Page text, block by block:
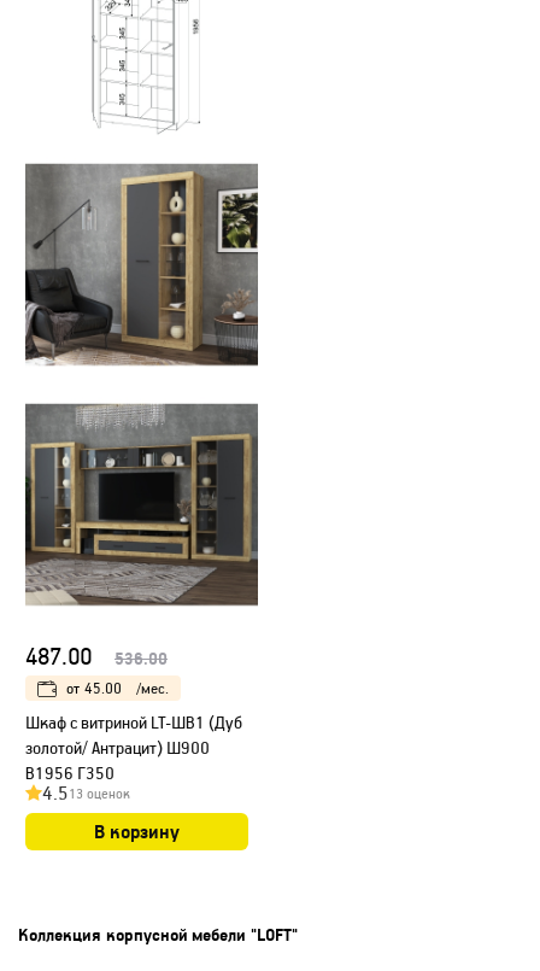
487.00 536.00
от 45.00 /мес.
Шкаф с витриной LT-ШВ1 (Дуб
золотой/ Антрацит) Ш900
В1956 Г350
4.513 оценок
В корзину
Коллекция корпусной мебели "LOFT"